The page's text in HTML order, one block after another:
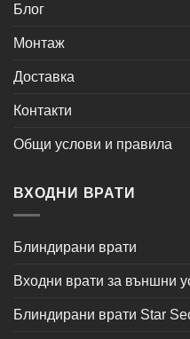
Блог
Монтаж
Доставка
Контакти
Общи услови и правила
ВХОДНИ ВРАТИ
Блиндирани врати
Входни врати за външни
Блиндирани врати Star